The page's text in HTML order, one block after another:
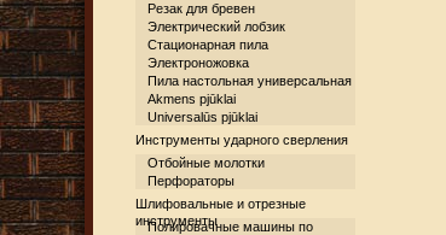
Резак для бревен
Электрический лобзик
Стационарная пила
Электроножовка
Пила настольная универсальная
Akmens pjūklai
Universalūs pjūklai
Инструменты ударного сверления
Отбойные молотки
Перфораторы
Шлифовальные и отрезные
инструменты
Полировачные машины по